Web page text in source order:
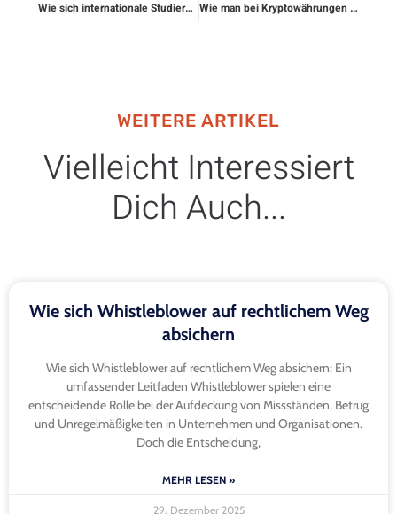
Wie sich internationale Studierende rechtlich absichern Wie man bei Kryptowährungen rechtlich abgesichert ist
WEITERE ARTIKEL
Vielleicht Interessiert
Dich Auch...
Wie sich Whistleblower auf rechtlichem Weg
absichern
Wie sich Whistleblower auf rechtlichem Weg absichern: Ein
umfassender Leitfaden Whistleblower spielen eine
entscheidende Rolle bei der Aufdeckung von Missständen, Betrug
und Unregelmäßigkeiten in Unternehmen und Organisationen.
Doch die Entscheidung,
MEHR LESEN »
29. Dezember 2025